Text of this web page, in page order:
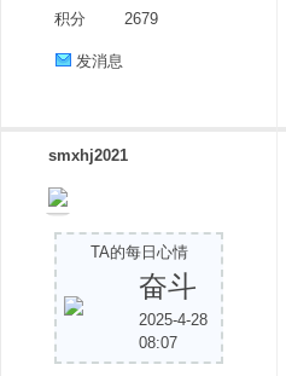
积分 2679
发消息
smxhj2021
TA的每日心情
奋斗
2025-4-28
08:07